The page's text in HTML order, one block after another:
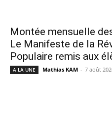
Montée mensuelle
Le Manifeste de la
Populaire remis aux
A LA UNE Mathias KAM - 7 août